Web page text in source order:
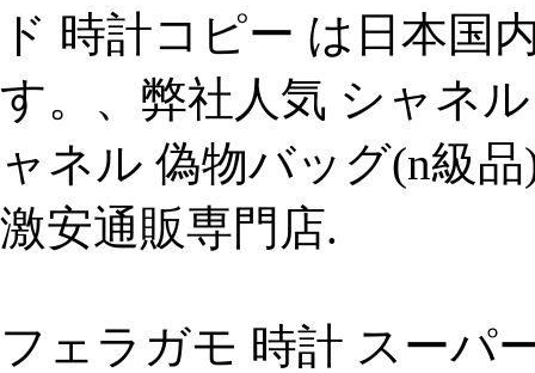
ド 時計コピー は日本国
す。、弊社人気 シャネ
ャネル 偽物バッグ(n級
激安通販専門店.
フェラガモ 時計 スーパ